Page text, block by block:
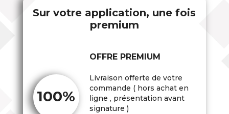
Sur votre application, une fois
premium
100%
OFFRE PREMIUM
Livraison offerte de votre
commande ( hors achat en
ligne , présentation avant
signature )